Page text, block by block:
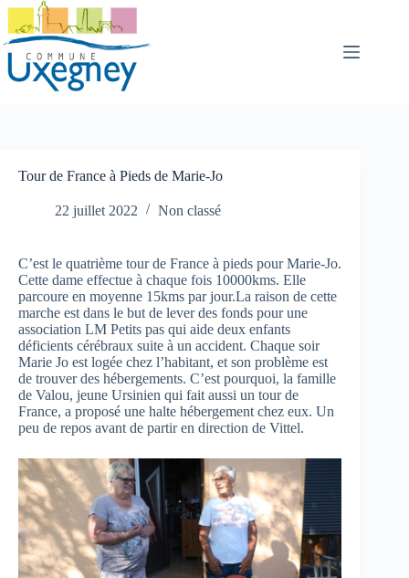
Passer
contenu
Tour de France à Pieds de Marie-Jo
22 juillet 2022 Non classé
C’est le quatrième tour de France à pieds pour Marie-Jo.
Cette dame effectue à chaque fois 10000kms. Elle
parcoure en moyenne 15kms par jour.La raison de cette
marche est dans le but de lever des fonds pour une
association LM Petits pas qui aide deux enfants
déficients cérébraux suite à un accident. Chaque soir
Marie Jo est logée chez l’habitant, et son problème est
de trouver des hébergements. C’est pourquoi, la famille
de Valou, jeune Ursinien qui fait aussi un tour de
France, a proposé une halte hébergement chez eux. Un
peu de repos avant de partir en direction de Vittel.